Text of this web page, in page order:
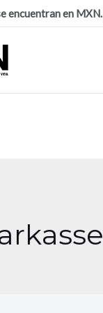
encuentran en MXN.